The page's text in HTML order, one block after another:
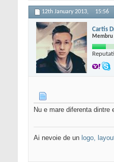
12th January 2013, 15:56
Cartis
Membru
Nu e mare diferenta dintre
Ai nevoie de un logo,